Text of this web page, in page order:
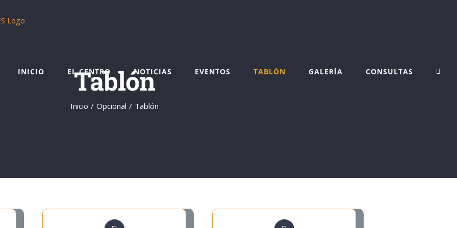
INICIO EL CENTRO NOTICIAS EVENTOS TABLÓN GALERÍA CONSULTAS
Tablón
Inicio Opcional Tablón